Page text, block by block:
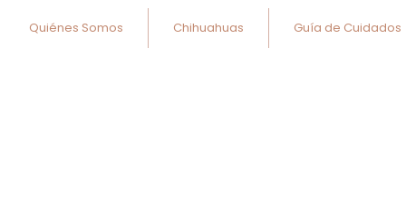
Quiénes Somos Chihuahuas Guía de Cuidados